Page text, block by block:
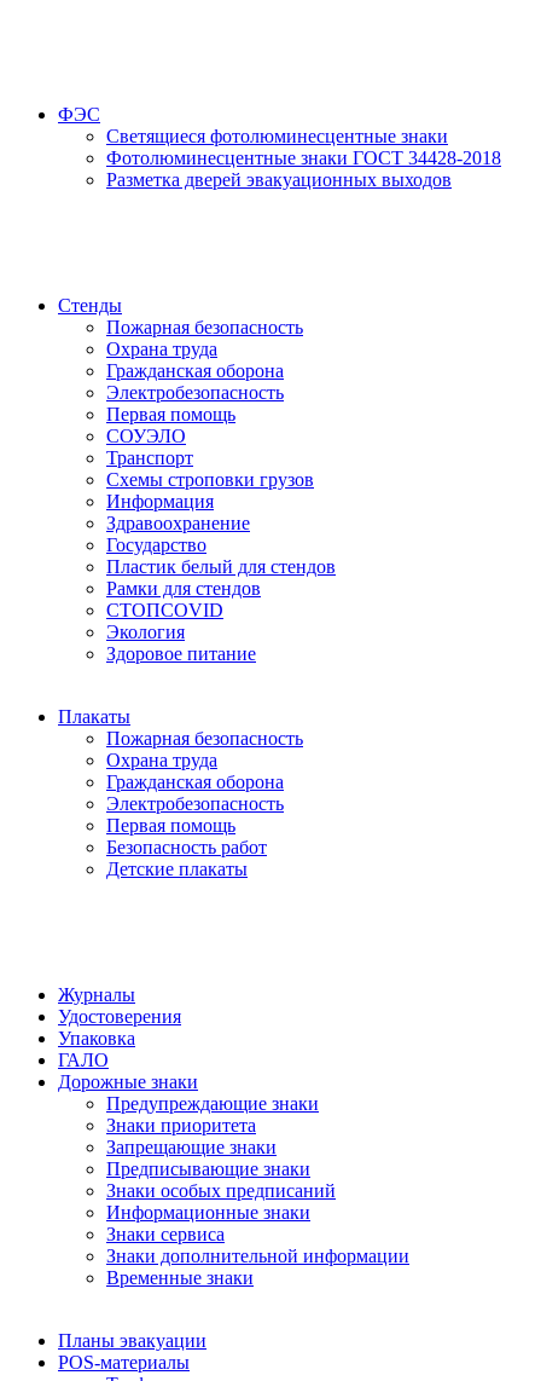
ФЭС
Светящиеся фотолюминесцентные знаки
Фотолюминесцентные знаки ГОСТ 34428-2018
Разметка дверей эвакуационных выходов
Стенды
Пожарная безопасность
Охрана труда
Гражданская оборона
Электробезопасность
Первая помощь
СОУЭЛО
Транспорт
Схемы строповки грузов
Информация
Здравоохранение
Государство
Пластик белый для стендов
Рамки для стендов
СТОПCOVID
Экология
Здоровое питание
Плакаты
Пожарная безопасность
Охрана труда
Гражданская оборона
Электробезопасность
Первая помощь
Безопасность работ
Детские плакаты
Журналы
Удостоверения
Упаковка
ГАЛО
Дорожные знаки
Предупреждающие знаки
Знаки приоритета
Запрещающие знаки
Предписывающие знаки
Знаки особых предписаний
Информационные знаки
Знаки сервиса
Знаки дополнительной информации
Временные знаки
Планы эвакуации
POS-материалы